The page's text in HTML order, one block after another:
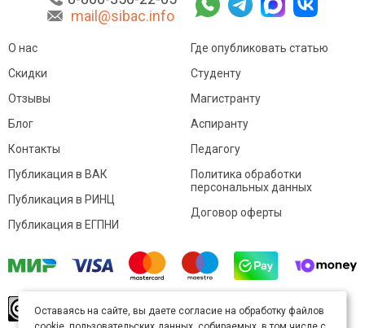
mail@sibac.info
О нас
Скидки
Отзывы
Блог
Контакты
Где опубликовать статью
Студенту
Магистранту
Аспиранту
Педагогу
Публикация в ВАК
Публикация в РИНЦ
Публикация в ЕГПНИ
Политика обработки
персональных данных
Договор оферты
произведение доступно полицензии Creative
Оставаясь на сайте, вы даете согласие на обработку файлов